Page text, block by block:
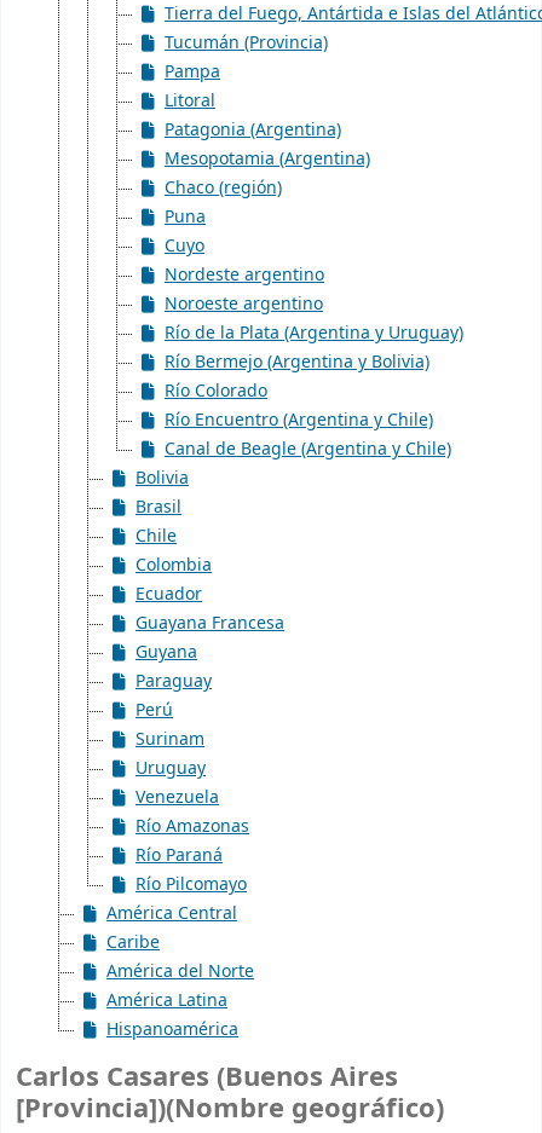
Tierra del Fuego, Antártida e Islas del
Tucumán (Provincia)
Pampa
Litoral
Patagonia (Argentina)
Mesopotamia (Argentina)
Chaco (región)
Puna
Cuyo
Nordeste argentino
Noroeste argentino
Río de la Plata (Argentina y Uruguay)
Río Bermejo (Argentina y Bolivia)
Río Colorado
Río Encuentro (Argentina y Chile)
Canal de Beagle (Argentina y Chile)
Bolivia
Brasil
Chile
Colombia
Ecuador
Guayana Francesa
Guyana
Paraguay
Perú
Surinam
Uruguay
Venezuela
Río Amazonas
Río Paraná
Río Pilcomayo
América Central
Caribe
América del Norte
América Latina
Hispanoamérica
Carlos Casares (Buenos Aires
[Provincia])(Nombre geográfico)